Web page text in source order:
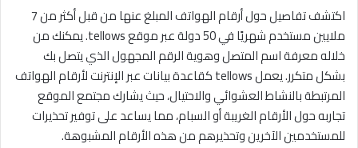
اكتشف تفاصيل حول أرقام الهواتف المبلغ عنها من قبل أكثر من 7
ملايين مستخدم شهريًا في 50 دولة عبر موقع tellows. يمكنك من
خلاله معرفة اسم المتصل وهوية الرقم المجهول الذي يتصل بك
بشكل متكرر. يعمل tellows كقاعدة بيانات عبر الإنترنت لأرقام الهواتف
المرتبطة بالنشاط العشوائي والاحتيال، حيث يشارك مجتمع الموقع
تجاربه حول الأرقام الغريبة أو السبام، مما يساعد على توفير تحذيرات
للمستخدمين الآخرين وتحذيرهم من هذه الأرقام المشبوهة.